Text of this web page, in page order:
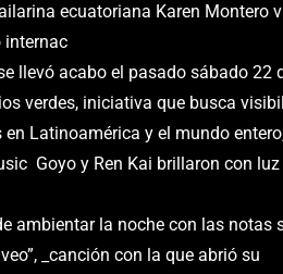
ecuatoriana Karen Montero
internac
llevó acabo el pasado sábado 22
verdes, iniciativa que busca
Latinoamérica y el mundo
Goyo y Ren Kai brillaron con luz
ambientar la noche con las notas
_canción con la que abrió su